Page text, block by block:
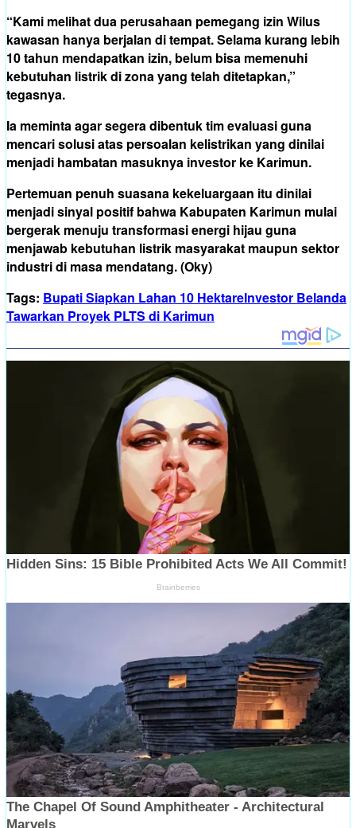
“Kami melihat dua perusahaan pemegang izin Wilus
kawasan hanya berjalan di tempat. Selama kurang lebih
10 tahun mendapatkan izin, belum bisa memenuhi
kebutuhan listrik di zona yang telah ditetapkan,”
tegasnya.
Ia meminta agar segera dibentuk tim evaluasi guna
mencari solusi atas persoalan kelistrikan yang dinilai
menjadi hambatan masuknya investor ke Karimun.
Pertemuan penuh suasana kekeluargaan itu dinilai
menjadi sinyal positif bahwa Kabupaten Karimun mulai
bergerak menuju transformasi energi hijau guna
menjawab kebutuhan listrik masyarakat maupun sektor
industri di masa mendatang. (Oky)
Tags: Bupati Siapkan Lahan 10 HektareInvestor Belanda
Tawarkan Proyek PLTS di Karimun